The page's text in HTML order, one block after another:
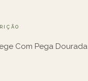
Com Pega Dourada